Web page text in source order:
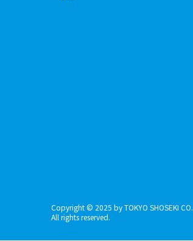
Copyright © 2025 by TOKYO SHOSEKI
All rights reserved.